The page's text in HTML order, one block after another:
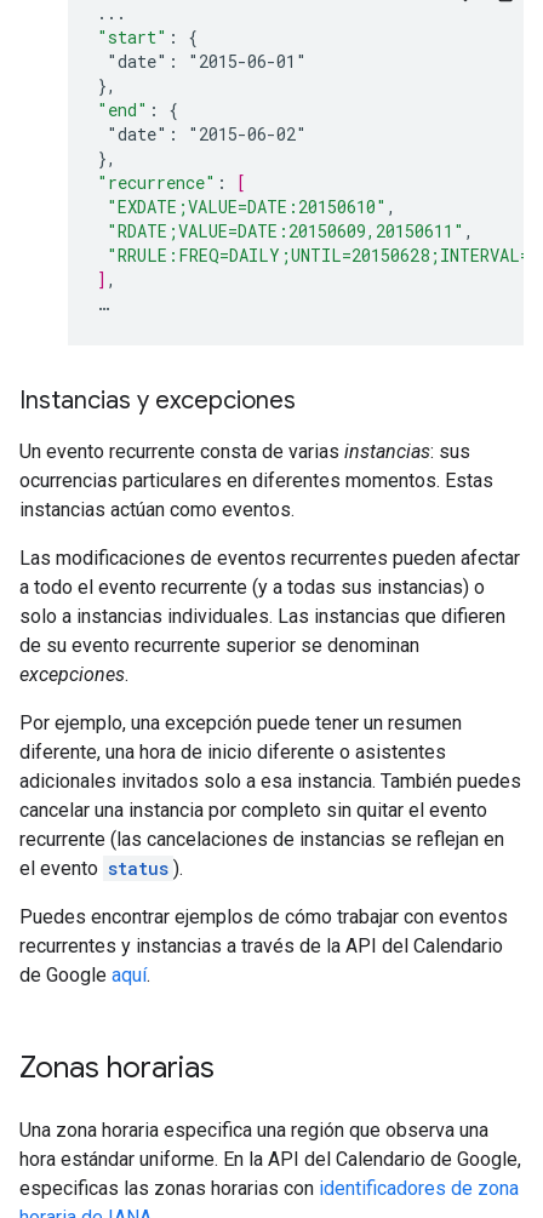
...
"start" :
{
"date":
"2015-06-01"
},
"end" :
{
"date":
"2015-06-02"
},
"recurrence" :
[
"EXDATE;VALUE=DATE:20150610" ,
"RDATE;VALUE=DATE:20150609,20150611" ,
] ,
…
Instancias y excepciones
Un evento recurrente consta de varias instancias: sus
ocurrencias particulares en diferentes momentos. Estas
instancias actúan como eventos.
Las modificaciones de eventos recurrentes pueden afectar
a todo el evento recurrente (y a todas sus instancias) o
solo a instancias individuales. Las instancias que difieren
de su evento recurrente superior se denominan
excepciones.
Por ejemplo, una excepción puede tener un resumen
diferente, una hora de inicio diferente o asistentes
adicionales invitados solo a esa instancia. También puedes
cancelar una instancia por completo sin quitar el evento
recurrente (las cancelaciones de instancias se reflejan en
el evento status ).
Puedes encontrar ejemplos de cómo trabajar con eventos
recurrentes y instancias a través de la API del Calendario
de Google aquí.
Zonas horarias
Una zona horaria especifica una región que observa una
hora estándar uniforme. En la API del Calendario de Google,
especificas las zonas horarias con identificadores de zona